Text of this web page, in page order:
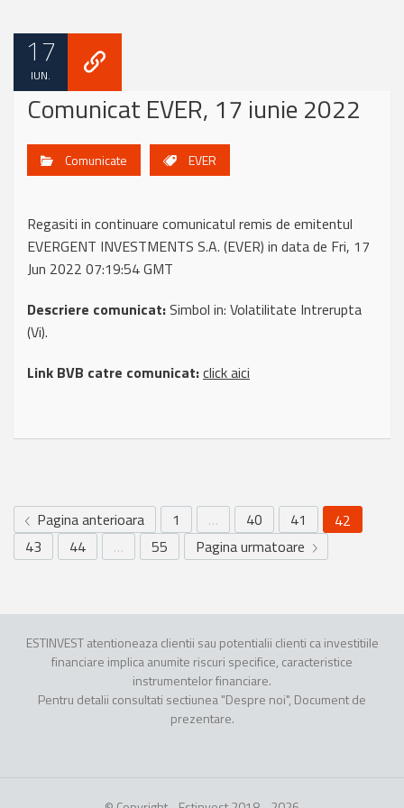
17
IUN.
Comunicat EVER, 17 iunie 2022
Comunicate EVER
Regasiti in continuare comunicatul remis de emitentul
EVERGENT INVESTMENTS S.A. (EVER) in data de Fri, 17
Jun 2022 07:19:54 GMT
Descriere comunicat:Simbol in: Volatilitate Intrerupta
(Vi).
Link BVB catre comunicat:click aici
Pagina anterioara 1 … 40 41
42
43
44 … 55 Pagina urmatoare
ESTINVEST atentioneaza clientii sau potentialii clienti ca investitiile
financiare implica anumite riscuri specifice, caracteristice
instrumentelor financiare.
Pentru detalii consultati sectiunea "Despre noi", Document de
prezentare.